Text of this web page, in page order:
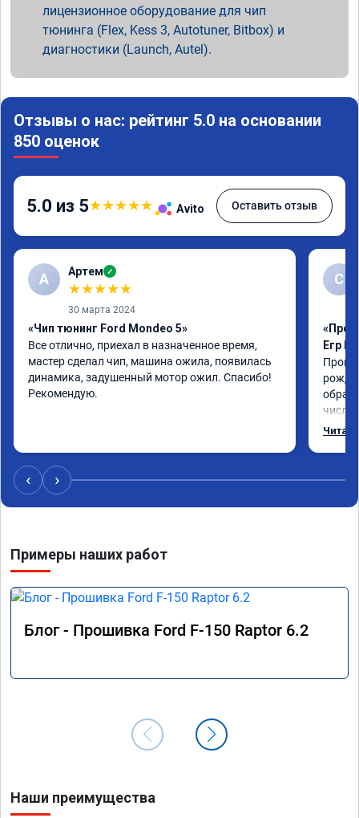
лицензионное оборудование для чип
тюнинга (Flex, Kess 3, Autotuner, Bitbox) и
диагностики (Launch, Autel).
Отзывы о нас: рейтинг 5.0 на основании
850 оценок
5.0 из 5★★★★★ Avito Оставить отзыв
А Артем ✓
★★★★★
30 марта 2024
«Чип тюнинг Ford Mondeo 5»
Все отлично, приехал в назначенное время,
мастер сделал чип, машина ожила, появилась
динамика, задушенный мотор ожил. Спасибо!
Рекомендую.
С
Егр
важно
‹ ›
Примеры наших работ
Блог - Прошивка Ford F-150 Raptor 6.2
Наши преимущества